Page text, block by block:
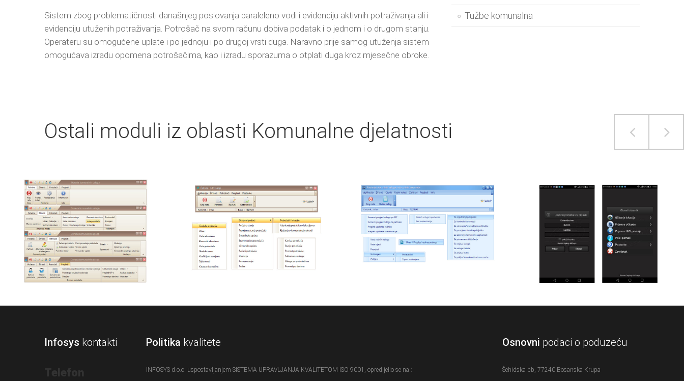
Tužbe komunalna
Sistem zbog problematičnosti današnjeg poslovanja paraleleno vodi i evidenciju aktivnih potraživanja ali i
evidenciju utuženih potraživanja. Potrošač na svom računu dobiva podatak i o jednom i o drugom stanju.
Operateru su omogućene uplate i po jednoju i po drugoj vrsti duga. Naravno prije samog utuženja sistem
omogućava izradu opomena potrošačima, kao i izradu sporazuma o otplati duga kroz mjesečne obroke.
Ostali moduli iz oblasti Komunalne djelatnosti
Infosys kontakti Politika kvalitete
INFOSYS d.o.o. uspostavljanjem SISTEMA UPRAVLJANJA KVALITETOM ISO 9001, opredijelio se na :
Osnovni podaci o poduzeću
Šehidska bb, 77240 Bosanska Krupa